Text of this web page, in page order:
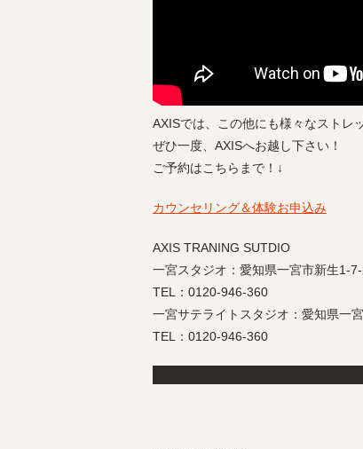
AXISでは、この他にも様々なストレ
ぜひ一度、AXISへお越し下さい！
ご予約はこちらまで！↓
カウンセリング＆体験お申込み
AXIS TRANING SUTDIO
一宮スタジオ：愛知県一宮市新生1-7-
TEL：0120-946-360
一宮サテライトスタジオ：愛知県一
TEL：0120-946-360